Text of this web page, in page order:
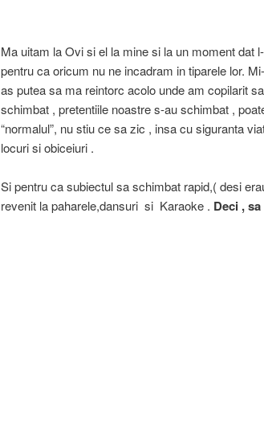
Ma uitam la Ovi si el la mine si la un moment dat
pentru ca oricum nu ne incadram in tiparele lor.
as putea sa ma reintorc acolo unde am copilarit
schimbat , pretentiile noastre s-au schimbat ,
“normalul”, nu stiu ce sa zic , insa cu siguranta
locuri si obiceiuri .
Si pentru ca subiectul sa schimbat rapid,( desi
revenit la paharele,dansuri si Karaoke . Deci ,